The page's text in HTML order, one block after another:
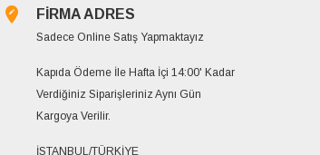
FİRMA ADRES
Sadece Online Satış Yapmaktayız
Kapıda Ödeme İle Hafta İçi 14:00' Kadar
Verdiğiniz Siparişleriniz Aynı Gün
Kargoya Verilir.
İSTANBUL/TÜRKİYE